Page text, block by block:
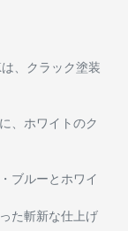
、クラック塗装
、ホワイトのク
ブルーとホワイ
た斬新な仕上げ